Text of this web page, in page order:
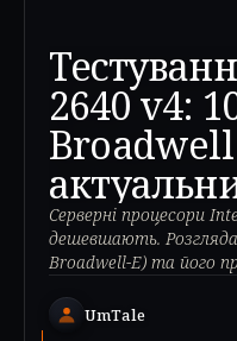
2640 v4:
Серверні процесори
дешевшають.
Broadwell-E) та його
UmTale